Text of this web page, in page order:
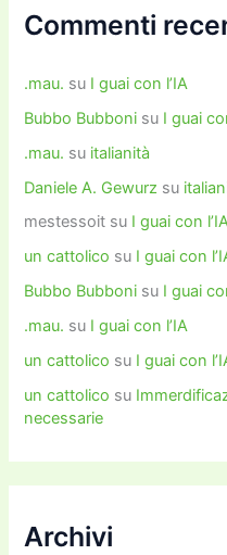
Commenti
.mau. su I guai con l’IA
Bubbo Bubboni su I guai
.mau. su italianità
Daniele A. Gewurz su
mestessoit su I guai con
un cattolico su I guai con
Bubbo Bubboni su I guai
.mau. su I guai con l’IA
un cattolico su I guai con
un cattolico su
necessarie
Archivi